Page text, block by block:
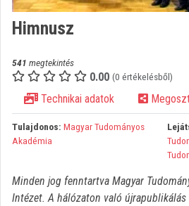
Intézményi listák
Intézmények
Közreműködők
Himnusz
541 megtekintés
0.00 (0 értékelésből)
Technikai adatok
Tulajdonos: Magyar Tudományos
Akadémia
Minden jog fenntartva Magyar
Intézet. A hálózaton való újrapublikálás